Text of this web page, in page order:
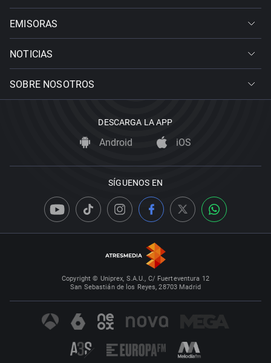
EMISORAS
NOTICIAS
SOBRE NOSOTROS
DESCARGA LA APP
Android iOS
SÍGUENOS EN
Copyright © Uniprex, S.A.U., C/ Fuerteventura 12
San Sebastián de los Reyes, 28703 Madrid